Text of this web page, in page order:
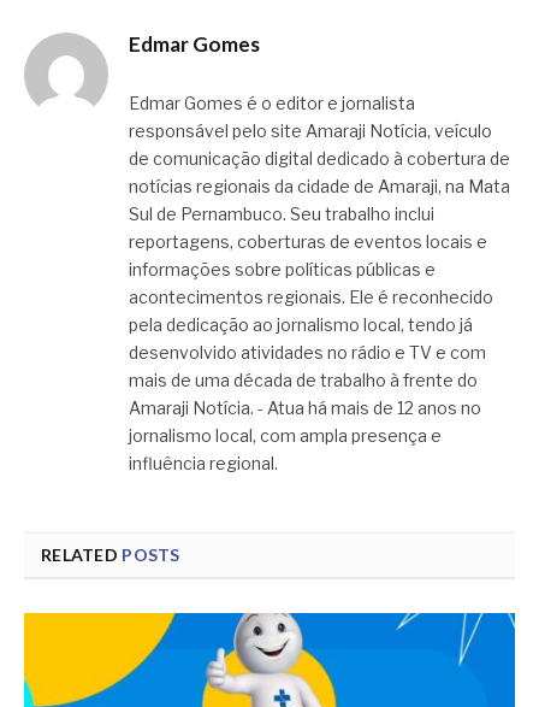
Edmar Gomes
Edmar Gomes é o editor e jornalista
responsável pelo site Amaraji Notícia, veículo
de comunicação digital dedicado à cobertura de
notícias regionais da cidade de Amaraji, na Mata
Sul de Pernambuco. Seu trabalho inclui
reportagens, coberturas de eventos locais e
informações sobre políticas públicas e
acontecimentos regionais. Ele é reconhecido
pela dedicação ao jornalismo local, tendo já
desenvolvido atividades no rádio e TV e com
mais de uma década de trabalho à frente do
Amaraji Notícia. - Atua há mais de 12 anos no
jornalismo local, com ampla presença e
influência regional.
RELATED POSTS